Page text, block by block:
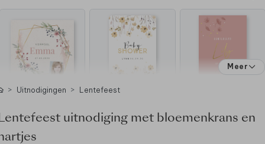
Meer
Uitnodigingen Lentefeest
uitnodiging met bloemenkrans en